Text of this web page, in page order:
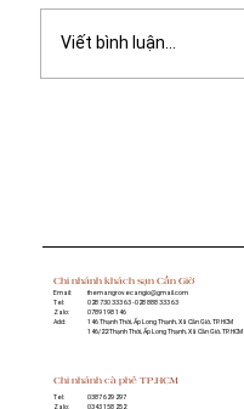
Viết bình luận...
Chi nhánh khách sạn Cần Giờ
Email:
Tel:
Zalo:
Add:
themangrovecangio@gmail.com
028 730 333 63 - 028 888 333 63
0789 198 146
146 Thạnh Thới, Ấp Long Thạnh, Xã Cần Giờ, TP. HCM
146/22 Thạnh Thới, Ấp Long Thạnh, Xã Cần Giờ, TP. HCM
Chi nhánh cà phê TP.HCM
Tel:
Zalo:
0387 629 297
0343 158 252